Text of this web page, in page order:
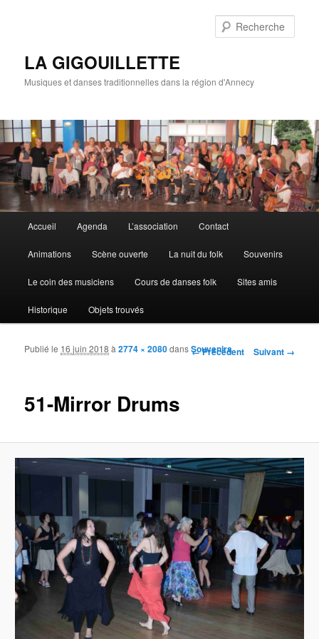
LA GIGOUILLETTE
Musiques et danses traditionnelles dans la région d'Annecy
Aller au contenu principal
Aller au contenu secondaire
Accueil Agenda L’association Contact
Animations Scène ouverte La nuit du folk Souvenirs
Le coin des musiciens Cours de danses folk Sites amis
Historique Objets trouvés
Navigation des images
← Précédent Suivant →
51-Mirror Drums
Publié le 16 juin 2018 à2774 × 2080dansSouvenirs